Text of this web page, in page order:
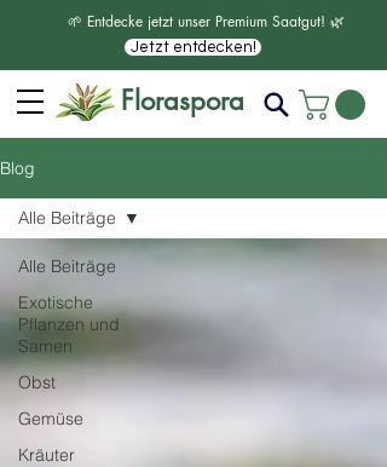
🌱 Entdecke jetzt unser Premium Saatgut! 🌿
Jetzt entdecken!
Floraspora
Blog
Alle Beiträge
Exotische
Pflanzen und
Samen
Obst
Gemüse
Kräuter
Alle Beiträge